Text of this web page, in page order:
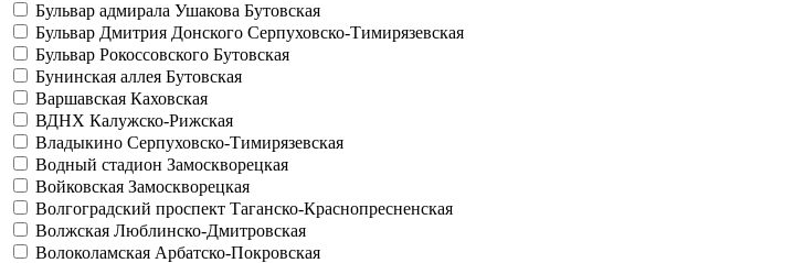
Бульвар адмирала Ушакова Бутовская
Бульвар Дмитрия Донского Серпуховско-Тимирязевская
Бульвар Рокоссовского Бутовская
Бунинская аллея Бутовская
Варшавская Каховская
ВДНХ Калужско-Рижская
Владыкино Серпуховско-Тимирязевская
Водный стадион Замоскворецкая
Войковская Замоскворецкая
Волгоградский проспект Таганско-Краснопресненская
Волжская Люблинско-Дмитровская
Волоколамская Арбатско-Покровская